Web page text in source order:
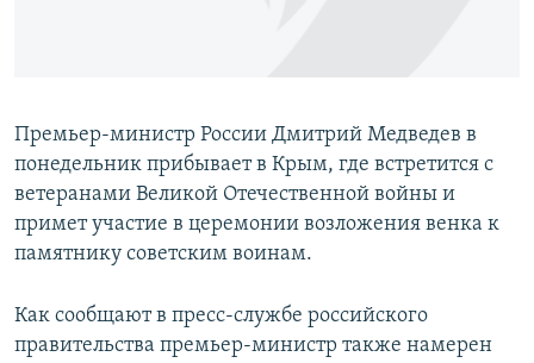
УКРАИНСКАЯ ПРОБЛЕМА КРЫМА
Все сайты RFE/RL
Премьер-министр России Дмитрий Медведев в
понедельник прибывает в Крым, где встретится с
ветеранами Великой Отечественной войны и
примет участие в церемонии возложения венка к
памятнику советским воинам.
Как сообщают в пресс-службе российского
правительства премьер-министр также намерен